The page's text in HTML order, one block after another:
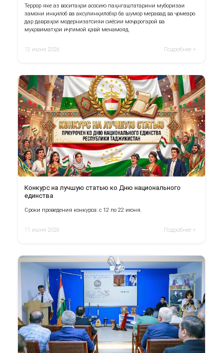
Террор яке аз воситаҳои асосию паҳнгаштатарини муборизаи
замони инқилоб ва аксулинқилобҳо ба шумор меравад ва ҷомеаро
дар давраҳои модернизатсияи сиёсии моҷарогароӣ ва
муқовиматҳои иҷтимоӣ қавӣ менамояд.
12 июня 2026 Подробнее >
Конкурс на лучшую статью ко Дню национального
единства
Сроки проведения конкурса: с 12 по 22 июня.
11 июня 2026 Подробнее >